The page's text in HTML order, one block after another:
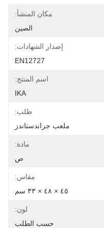
مكان المنشأ:
الصين
إصدار الشهادات:
EN12727
اسم المنتج:
IKA
طلب:
ملعب جراندستاندز
مادة:
ص
مقاس:
٤٥ × ٤٨ × ٣٣ سم
لون:
حسب الطلب